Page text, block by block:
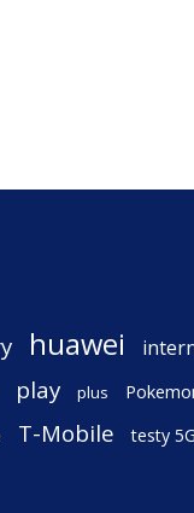
huawei
play plus
T-Mobile testy 5G